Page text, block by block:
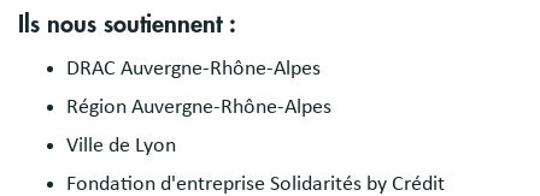
Ils nous soutiennent :
DRAC Auvergne-Rhône-Alpes
Région Auvergne-Rhône-Alpes
Ville de Lyon
Fondation d'entreprise Solidarités by Crédit